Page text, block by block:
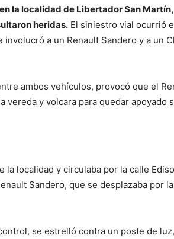
la localidad de Libertador San Martín,
heridas. El siniestro vial ocurrió
a un Renault Sandero y a un
ambos vehículos, provocó que el
vereda y volcara para quedar apoyado
la localidad y circulaba por la calle
Sandero, que se desplazaba por
se estrelló contra un poste de